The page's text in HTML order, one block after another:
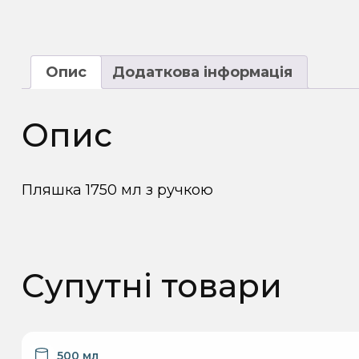
Опис Додаткова інформація
Опис
Пляшка 1750 мл з ручкою
Супутні товари
500 мл